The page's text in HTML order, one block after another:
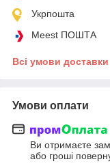
Укрпошта
Meest ПОШТА
Всі умови доставки
Умови оплати
Ви отримаєте
або гроші